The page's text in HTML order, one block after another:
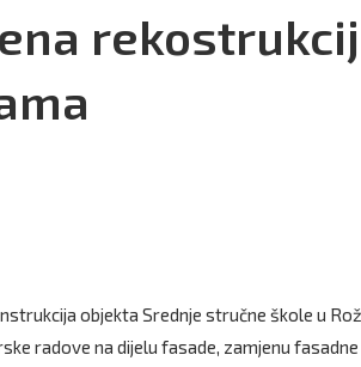
objekta Srednje stručne škole u
radove na dijelu fasade, zamjenu